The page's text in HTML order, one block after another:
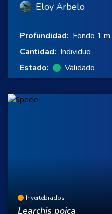
Eloy Arbelo
Profundidad: Fondo 1 m.
Cantidad: Individuo
Estado:
Validado
Invertebrados
Learchis poica